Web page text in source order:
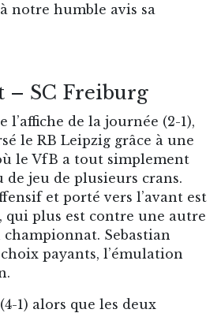
notre humble avis sa
– SC Freiburg
l’affiche de la journée (2-1),
le RB Leipzig grâce à une
le VfB a tout simplement
de jeu de plusieurs crans.
et porté vers l’avant est
qui plus est contre une autre
Sebastian
payants, l’émulation
1) alors que les deux